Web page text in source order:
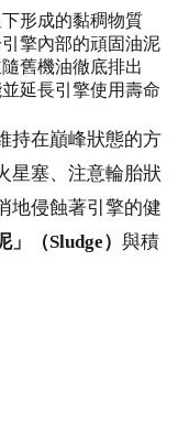
形成的黏稠物質
擎內部的頑固油泥
舊機油徹底排出
延長引擎使用壽命
持在巔峰狀態的方
星塞、注意輪胎狀
地侵蝕著引擎的健
」（Sludge） 與積